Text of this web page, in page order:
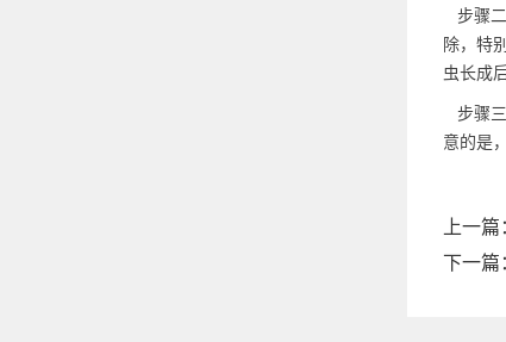
步骤
除，特
虫长成
步骤
意的是
上一篇
下一篇